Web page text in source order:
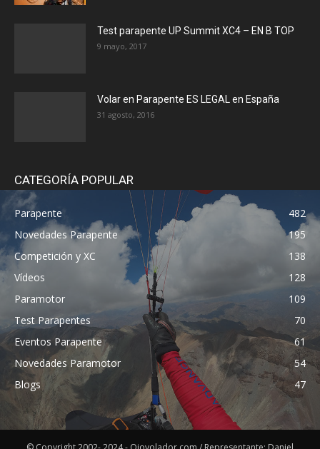
Test parapente UP Summit XC4 – EN B TOP
9 mayo, 2017
Volar en Parapente ES LEGAL en España
31 agosto, 2016
CATEGORÍA POPULAR
Parapente
482
Novedades Parapente
195
Competición y XC
138
Vídeos
128
Paramotor
109
Test Parapentes
70
Eventos Parapente
61
Novedades Paramotor
54
Blogs
47